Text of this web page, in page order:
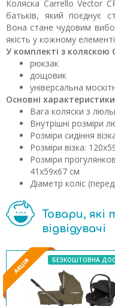
Коляска Carrello Vector
батьків, який поєднує
Вона стане чудовим
якість у кожному
У комплекті з коляскою
рюкзак
дощовик
універсальна
Основні
Вага коляски з
Внутрішні розміри
Розміри сидіння
Розміри візка:
Розміри
41х59х67 см
Діаметр коліс
Товари,
відвідувачі
БЕЗКОШТОВНА